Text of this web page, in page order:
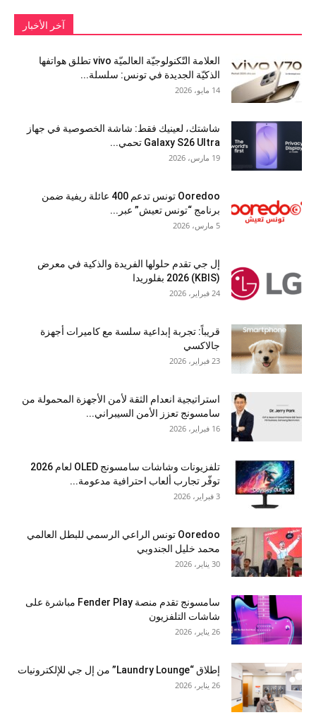
آخر الأخبار
العلامة التّكنولوجيّة العالميّة vivo تطلق هواتفها
الذكيّة الجديدة في تونس: سلسلة...
14 مايو، 2026
شاشتك، لعينيك فقط: شاشة الخصوصية في جهاز
Galaxy S26 Ultra تحمي...
19 مارس، 2026
Ooredoo تونس تدعم 400 عائلة ريفية ضمن
برنامج “تونس تعيش” عبر...
5 مارس، 2026
إل جي تقدم حلولها الفريدة والذكية في معرض
(KBIS) 2026 بفلوريدا
24 فبراير، 2026
قريباً: تجربة إبداعية سلسة مع كاميرات أجهزة
جالاكسي
23 فبراير، 2026
استراتيجية انعدام الثقة لأمن الأجهزة المحمولة من
سامسونج تعزز الأمن السيبراني...
16 فبراير، 2026
تلفزيونات وشاشات سامسونج OLED لعام 2026
توفّر تجارب ألعاب احترافية مدعومة...
3 فبراير، 2026
Ooredoo تونس الراعي الرسمي للبطل العالمي
محمد خليل الجندوبي
30 يناير، 2026
سامسونج تقدم منصة Fender Play مباشرة على
شاشات التلفزيون
26 يناير، 2026
إطلاق “Laundry Lounge” من إل جي للإلكترونيات
26 يناير، 2026